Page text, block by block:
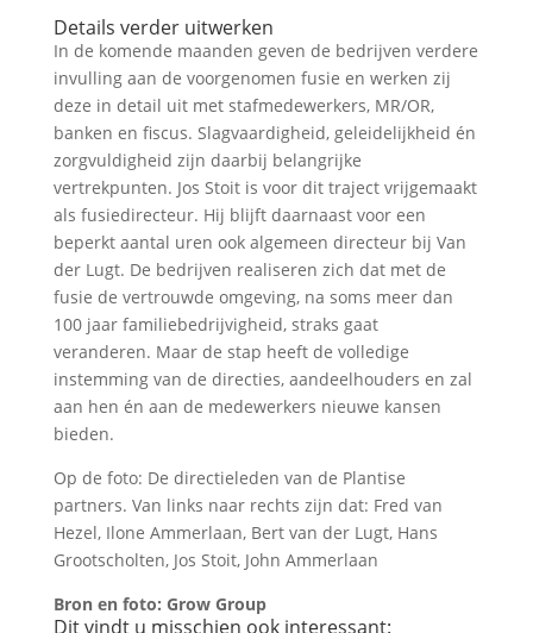
Details verder uitwerken
In de komende maanden geven de bedrijven verdere
invulling aan de voorgenomen fusie en werken zij
deze in detail uit met stafmedewerkers, MR/OR,
banken en fiscus. Slagvaardigheid, geleidelijkheid én
zorgvuldigheid zijn daarbij belangrijke
vertrekpunten. Jos Stoit is voor dit traject vrijgemaakt
als fusiedirecteur. Hij blijft daarnaast voor een
beperkt aantal uren ook algemeen directeur bij Van
der Lugt. De bedrijven realiseren zich dat met de
fusie de vertrouwde omgeving, na soms meer dan
100 jaar familiebedrijvigheid, straks gaat
veranderen. Maar de stap heeft de volledige
instemming van de directies, aandeelhouders en zal
aan hen én aan de medewerkers nieuwe kansen
bieden.
Op de foto: De directieleden van de Plantise
partners. Van links naar rechts zijn dat: Fred van
Hezel, Ilone Ammerlaan, Bert van der Lugt, Hans
Grootscholten, Jos Stoit, John Ammerlaan
Bron en foto: Grow Group
Dit vindt u misschien ook interessant: